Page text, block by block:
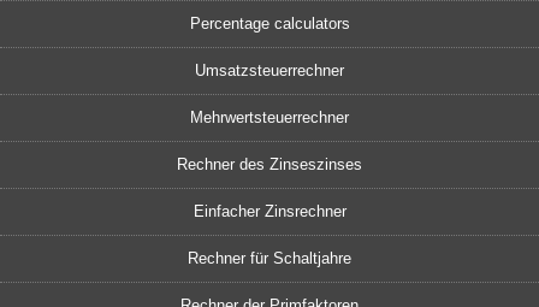
Percentage calculators
Umsatzsteuerrechner
Mehrwertsteuerrechner
Rechner des Zinseszinses
Einfacher Zinsrechner
Rechner für Schaltjahre